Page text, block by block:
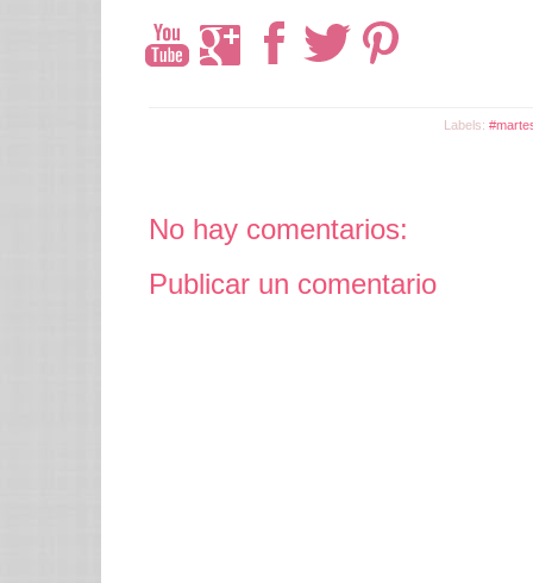
Labels:
No hay comentarios:
Publicar un comentario